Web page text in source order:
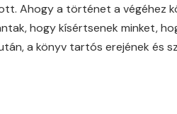
Ahogy a történet a végéhez
hogy kísértsenek minket,
a könyv tartós erejének és